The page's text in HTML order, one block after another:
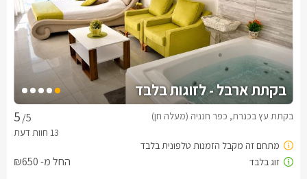
בקתת ארבל - לזוגות בלבד
/5 בקתת עץ בכנרת, כפר חנניה (מעלה חן)
החל מ- ₪650